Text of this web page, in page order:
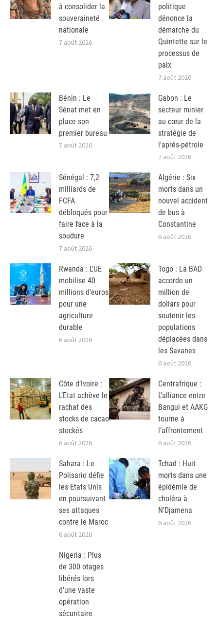
à consolider la
souveraineté
nationale
7 août 2026
politique
dénonce la
démarche du
Quintette sur le
processus de
paix
7 août 2026
Bénin : Le
Sénat met en
place son
premier bureau
7 août 2026
Gabon : Le
secteur minier
au cœur de la
stratégie de
l’après-pétrole
7 août 2026
Sénégal : 7,2
milliards de
FCFA
débloqués pour
faire face à la
soudure
7 août 2026
Algérie : Six
morts dans un
nouvel accident
de bus à
Constantine
6 août 2026
Rwanda : L’UE
mobilise 40
millions d’euros
pour une
agriculture
durable
6 août 2026
Togo : La BAD
accorde un
million de
dollars pour
soutenir les
populations
déplacées dans
les Savanes
6 août 2026
Côte d’Ivoire :
L’Etat achève le
rachat des
stocks de cacao
stockés
6 août 2026
Centrafrique :
L’alliance entre
Bangui et AAKG
tourne à
l’affrontement
6 août 2026
Sahara : Le
Polisario défie
les Etats Unis
en poursuivant
ses attaques
contre le Maroc
6 août 2026
Tchad : Huit
morts dans une
épidémie de
choléra à
N’Djamena
6 août 2026
Nigeria : Plus
de 300 otages
libérés lors
d’une vaste
opération
sécuritaire